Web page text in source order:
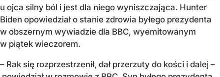
u ojca silny ból i jest dla niego wyniszczająca. Hunter
Biden opowiedział o stanie zdrowia byłego prezydenta
w obszernym wywiadzie dla BBC, wyemitowanym
w piątek wieczorem.
– Rak się rozprzestrzenił, dał przerzuty do kości i dalej –